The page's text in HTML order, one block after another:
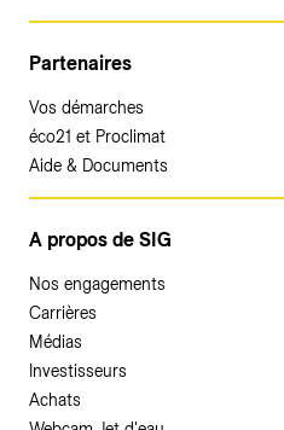
Partenaires
Vos démarches
éco21 et Proclimat
Aide & Documents
A propos de SIG
Nos engagements
Carrières
Médias
Investisseurs
Achats